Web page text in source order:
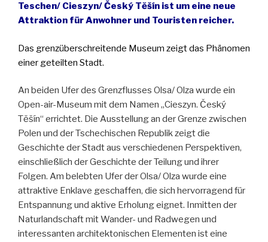
Teschen/ Cieszyn/ Český Tĕšín ist um eine neue
Attraktion für Anwohner und Touristen reicher.
Das grenzüberschreitende Museum zeigt das Phänomen
einer geteilten Stadt.
An beiden Ufer des Grenzflusses Olsa/ Olza wurde ein
Open-air-Museum mit dem Namen „Cieszyn. Český
Tĕšín“ errichtet. Die Ausstellung an der Grenze zwischen
Polen und der Tschechischen Republik zeigt die
Geschichte der Stadt aus verschiedenen Perspektiven,
einschließlich der Geschichte der Teilung und ihrer
Folgen. Am belebten Ufer der Olsa/ Olza wurde eine
attraktive Enklave geschaffen, die sich hervorragend für
Entspannung und aktive Erholung eignet. Inmitten der
Naturlandschaft mit Wander- und Radwegen und
interessanten architektonischen Elementen ist eine